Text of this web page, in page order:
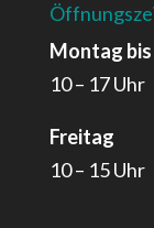
Montag
10 – 17 Uhr
Freitag
10 – 15 Uhr